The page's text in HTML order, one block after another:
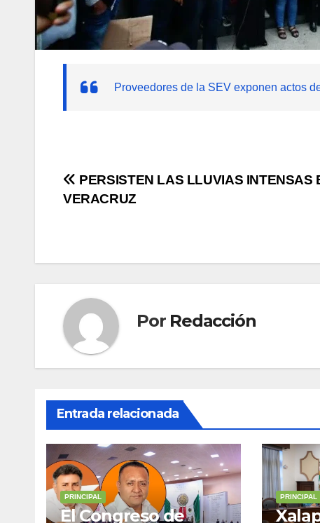
Proveedores de la SEV exponen actos
Navegación
PERSISTEN LAS LLUVIAS INTENSAS
VERACRUZ
Por Redacción
Entrada relacionada
PRINCIPAL
El Congreso de
PRINCIPAL